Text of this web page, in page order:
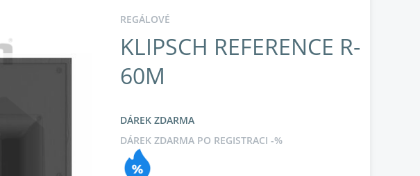
REGÁLOVÉ
KLIPSCH REFERENCE R-
60M
DÁREK ZDARMA
DÁREK ZDARMA PO REGISTRACI -%